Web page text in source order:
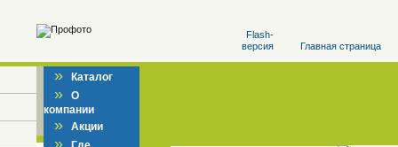
Flash-
версия
Главная страница
» Каталог
» О
компании
» Акции
»